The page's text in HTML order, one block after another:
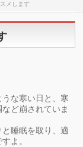
メします
な寒い日と、寒
ど崩されていま
睡眠を取り、適
よ。